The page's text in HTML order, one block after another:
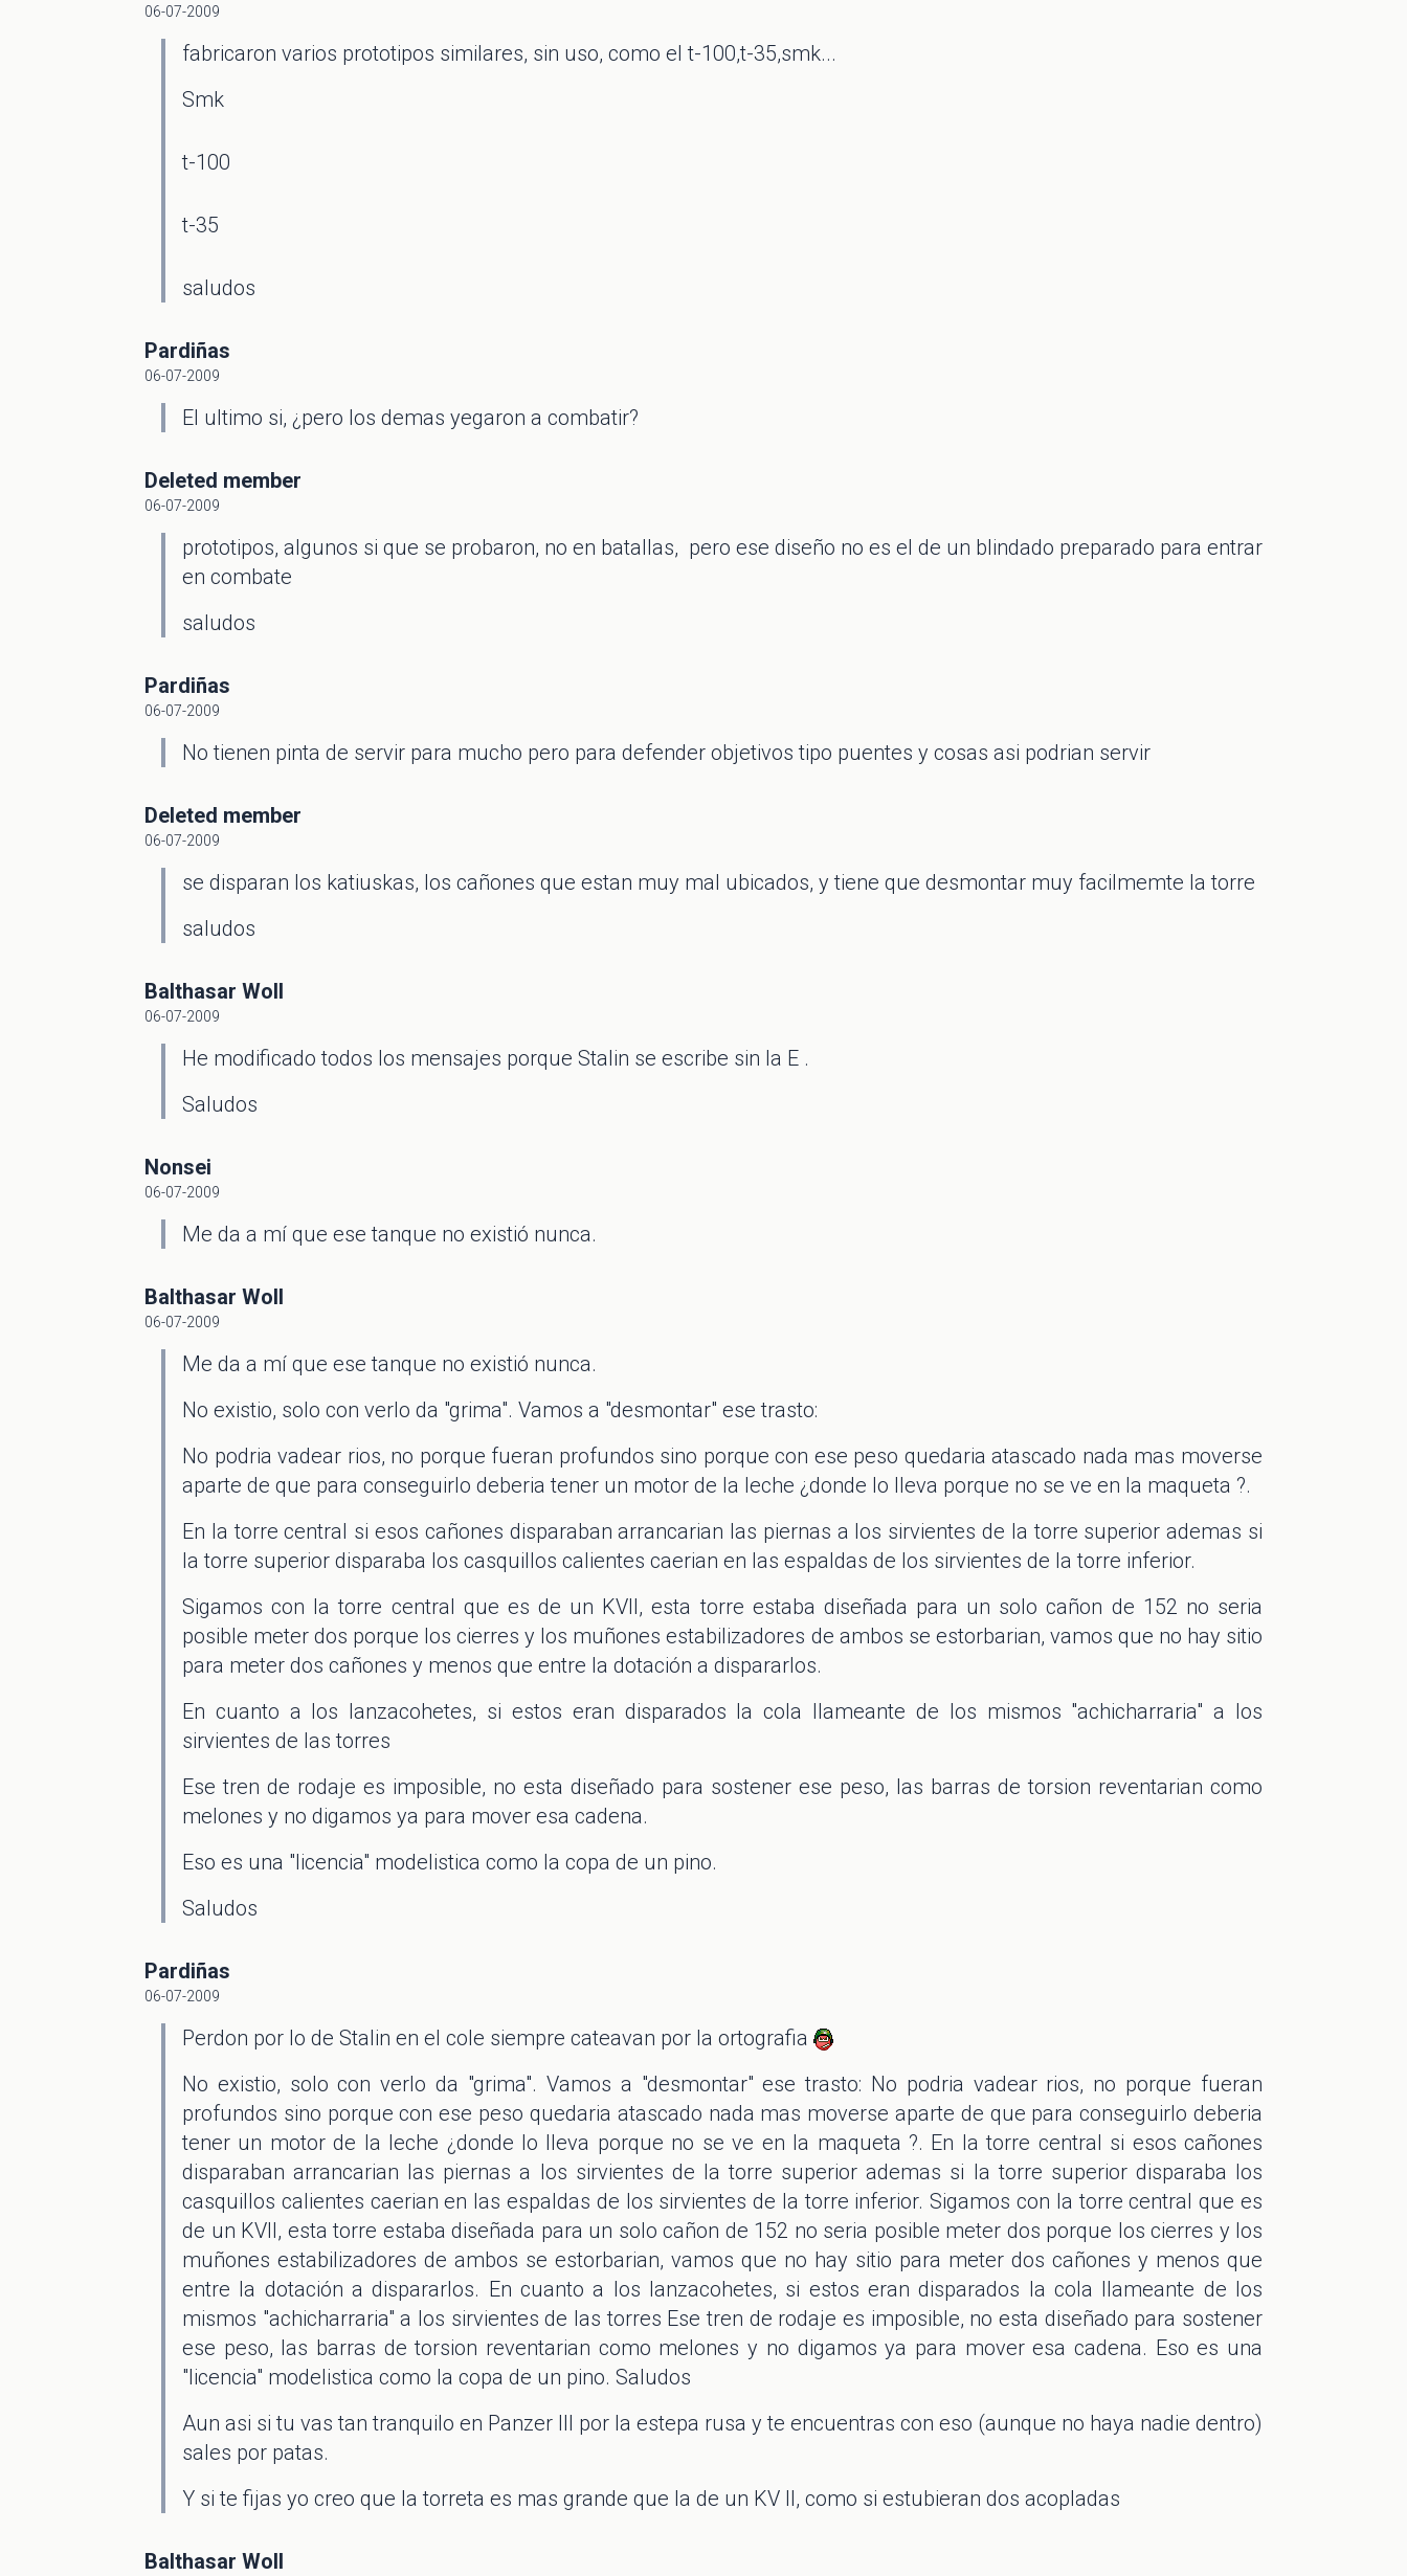
06-07-2009
fabricaron varios prototipos similares, sin uso, como el t-100,t-35,smk...
Smk
t-100
t-35
saludos
Pardiñas
06-07-2009
El ultimo si, ¿pero los demas yegaron a combatir?
Deleted member
06-07-2009
prototipos, algunos si que se probaron, no en batallas, pero ese diseño no es el de un blindado preparado para entrar
en combate
saludos
Pardiñas
06-07-2009
No tienen pinta de servir para mucho pero para defender objetivos tipo puentes y cosas asi podrian servir
Deleted member
06-07-2009
se disparan los katiuskas, los cañones que estan muy mal ubicados, y tiene que desmontar muy facilmemte la torre
saludos
Balthasar Woll
06-07-2009
He modificado todos los mensajes porque Stalin se escribe sin la E .
Saludos
Nonsei
06-07-2009
Me da a mí que ese tanque no existió nunca.
Balthasar Woll
06-07-2009
Me da a mí que ese tanque no existió nunca.
No existio, solo con verlo da "grima". Vamos a "desmontar" ese trasto:
No podria vadear rios, no porque fueran profundos sino porque con ese peso quedaria atascado nada mas moverse
aparte de que para conseguirlo deberia tener un motor de la leche ¿donde lo lleva porque no se ve en la maqueta ?.
En la torre central si esos cañones disparaban arrancarian las piernas a los sirvientes de la torre superior ademas si
la torre superior disparaba los casquillos calientes caerian en las espaldas de los sirvientes de la torre inferior.
Sigamos con la torre central que es de un KVII, esta torre estaba diseñada para un solo cañon de 152 no seria
posible meter dos porque los cierres y los muñones estabilizadores de ambos se estorbarian, vamos que no hay sitio
para meter dos cañones y menos que entre la dotación a dispararlos.
En cuanto a los lanzacohetes, si estos eran disparados la cola llameante de los mismos "achicharraria" a los
sirvientes de las torres
Ese tren de rodaje es imposible, no esta diseñado para sostener ese peso, las barras de torsion reventarian como
melones y no digamos ya para mover esa cadena.
Eso es una "licencia" modelistica como la copa de un pino.
Saludos
Pardiñas
06-07-2009
Perdon por lo de Stalin en el cole siempre cateavan por la ortografia
No existio, solo con verlo da "grima". Vamos a "desmontar" ese trasto: No podria vadear rios, no porque fueran
profundos sino porque con ese peso quedaria atascado nada mas moverse aparte de que para conseguirlo deberia
tener un motor de la leche ¿donde lo lleva porque no se ve en la maqueta ?. En la torre central si esos cañones
disparaban arrancarian las piernas a los sirvientes de la torre superior ademas si la torre superior disparaba los
casquillos calientes caerian en las espaldas de los sirvientes de la torre inferior. Sigamos con la torre central que es
de un KVII, esta torre estaba diseñada para un solo cañon de 152 no seria posible meter dos porque los cierres y los
muñones estabilizadores de ambos se estorbarian, vamos que no hay sitio para meter dos cañones y menos que
entre la dotación a dispararlos. En cuanto a los lanzacohetes, si estos eran disparados la cola llameante de los
mismos "achicharraria" a los sirvientes de las torres Ese tren de rodaje es imposible, no esta diseñado para sostener
ese peso, las barras de torsion reventarian como melones y no digamos ya para mover esa cadena. Eso es una
"licencia" modelistica como la copa de un pino. Saludos
Aun asi si tu vas tan tranquilo en Panzer III por la estepa rusa y te encuentras con eso (aunque no haya nadie dentro)
sales por patas.
Y si te fijas yo creo que la torreta es mas grande que la de un KV II, como si estubieran dos acopladas
Balthasar Woll